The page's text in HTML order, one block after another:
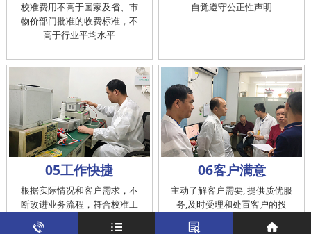
校准费用不高于国家及省、市
物价部门批准的收费标准，不
高于行业平均水平
自觉遵守公正性声明
05工作快捷
根据实际情况和客户需求，不
断改进业务流程，符合校准工
作在服务的时间标准内完成
06客户满意
主动了解客户需要, 提供质优服
务,及时受理和处置客户的投
诉，提供快捷、方便的后续服